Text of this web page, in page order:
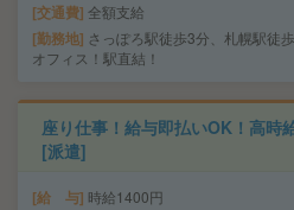
交通費 全額支給
勤務地 さっぽろ駅徒歩3分、札幌駅徒
オフィス！駅直結！
座り仕事！給与即払いOK！高時
[派遣]
給 与 時給1400円